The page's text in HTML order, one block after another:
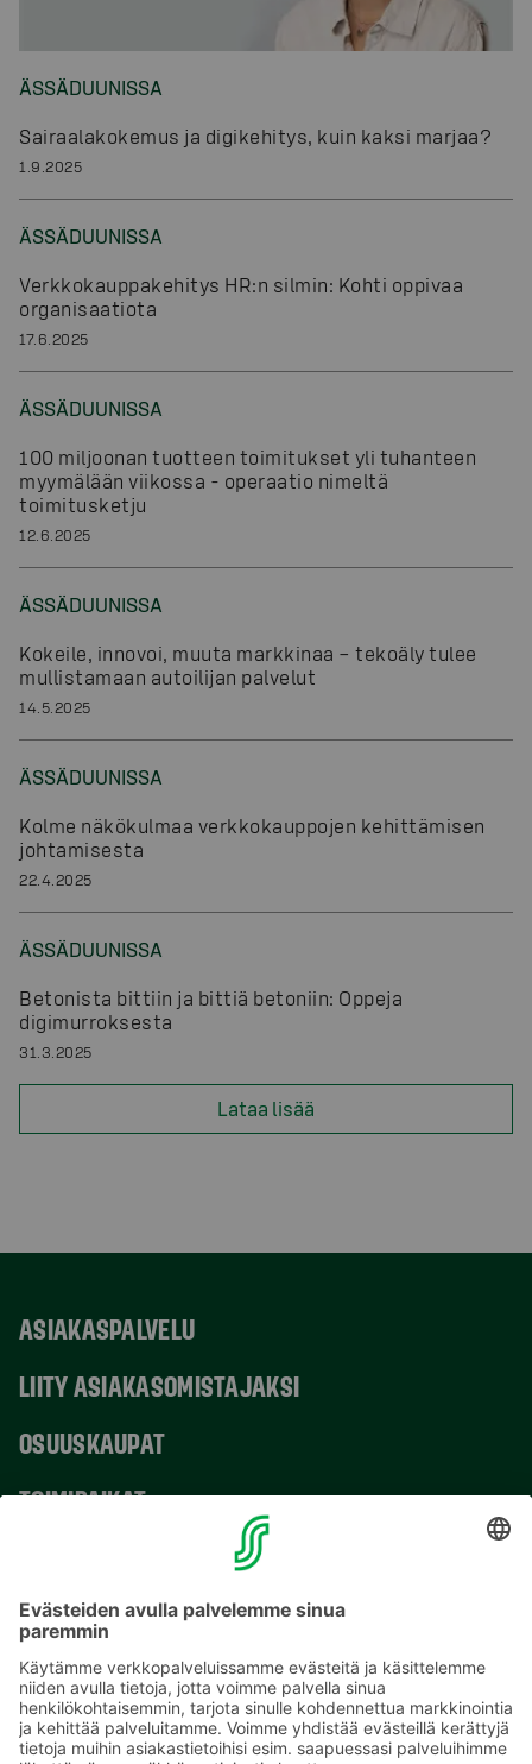
ÄSSÄDUUNISSA
Sairaalakokemus ja digikehitys, kuin kaksi marjaa?
1.9.2025
ÄSSÄDUUNISSA
Verkkokauppakehitys HR:n silmin: Kohti oppivaa
organisaatiota
17.6.2025
ÄSSÄDUUNISSA
100 miljoonan tuotteen toimitukset yli tuhanteen
myymälään viikossa - operaatio nimeltä
toimitusketju
12.6.2025
ÄSSÄDUUNISSA
Kokeile, innovoi, muuta markkinaa – tekoäly tulee
mullistamaan autoilijan palvelut
14.5.2025
ÄSSÄDUUNISSA
Kolme näkökulmaa verkkokauppojen kehittämisen
johtamisesta
22.4.2025
ÄSSÄDUUNISSA
Betonista bittiin ja bittiä betoniin: Oppeja
digimurroksesta
31.3.2025
Lataa lisää
ASIAKASPALVELU
LIITY ASIAKASOMISTAJAKSI
OSUUSKAUPAT
TOIMIPAIKAT
Sähköpostiosoitteet S-ryhmässä ovat muotoa